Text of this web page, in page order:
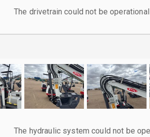
The drivetrain could not be
The hydraulic system could not be